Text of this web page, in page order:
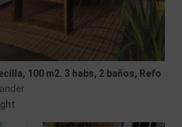
100 m2. 3 habs, 2 baños, Refo